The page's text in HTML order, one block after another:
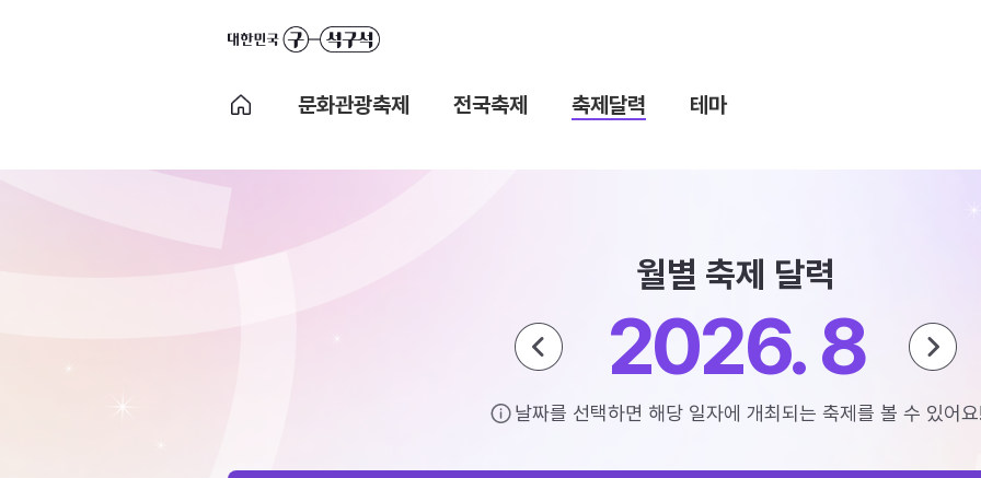
문화관광축제 전국축제 축제달력 테마
월별 축제 달력
2026. 8
날짜를 선택하면 해당 일자에 개최되는 축제를 볼 수 있어